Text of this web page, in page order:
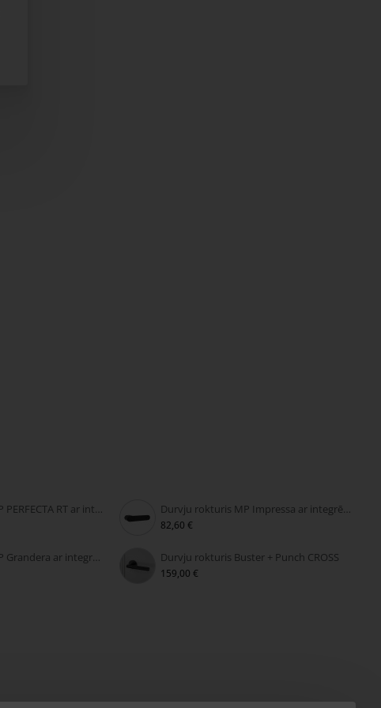
Durvju rokturis MP PERFECTA RT ar integrētu slēdzeni Durvju rokturis MP Impressa ar integrētu slēdzeni
82,60 €
Durvju rokturis MP Grandera ar integrētu slēdzeni Durvju rokturis Buster + Punch CROSS
159,00 €